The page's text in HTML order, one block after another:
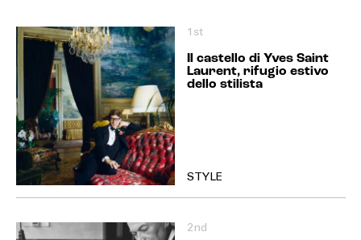
1st
Il castello di Yves Saint
Laurent, rifugio estivo
dello stilista
STYLE
2nd